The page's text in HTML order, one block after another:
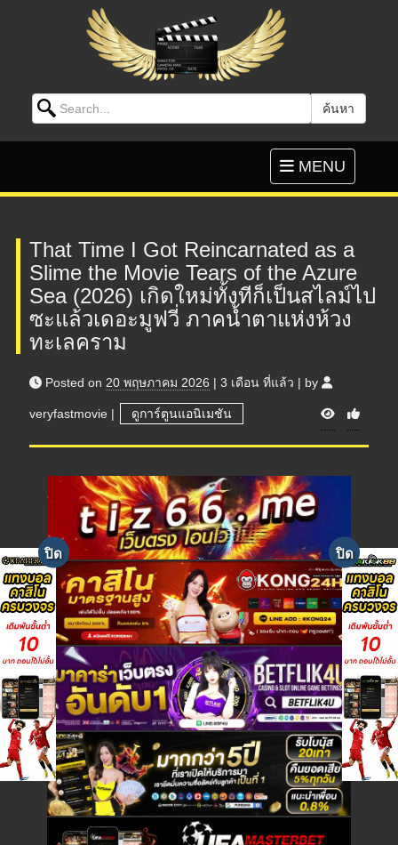
Search for: ค้นหา
Toggle
navigation
MENU
That Time I Got Reincarnated as a
Slime the Movie Tears of the Azure
Sea (2026) เกิดใหม่ทั้งทีก็เป็นสไลม์ไป
ซะแล้วเดอะมูฟวี่ ภาคน้ำตาแห่งห้วง
ทะเลคราม
Posted on 20 พฤษภาคม 2026 | 3 เดือน ที่แล้ว | by
veryfastmovie | ดูการ์ตูนแอนิเมชัน V
i
e
s